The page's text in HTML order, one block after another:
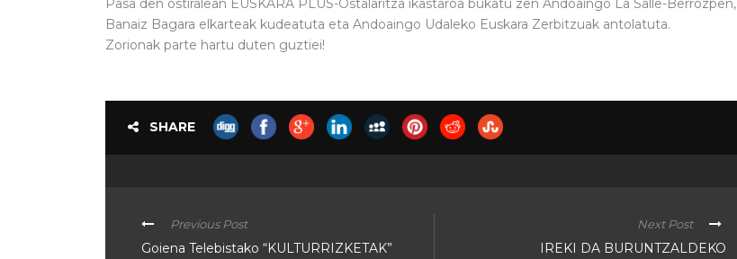
Pasa den ostiralean EUSKARA PLUS-Ostalaritza ikastaroa bukatu zen Andoaingo La Salle-Berrozpen,
Banaiz Bagara elkarteak kudeatuta eta Andoaingo Udaleko Euskara Zerbitzuak antolatuta.
Zorionak parte hartu duten guztiei!
SHARE
Previous Post
Goiena Telebistako “KULTURRIZKETAK”
Next Post
IREKI DA BURUNTZALDEKO